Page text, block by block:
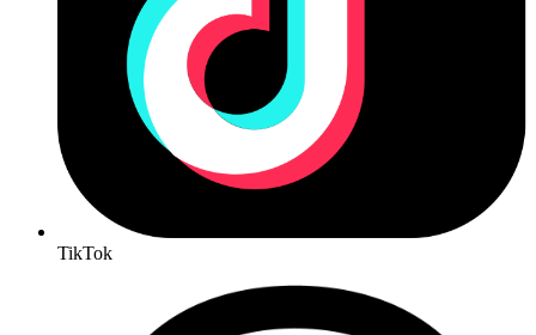
TikTok